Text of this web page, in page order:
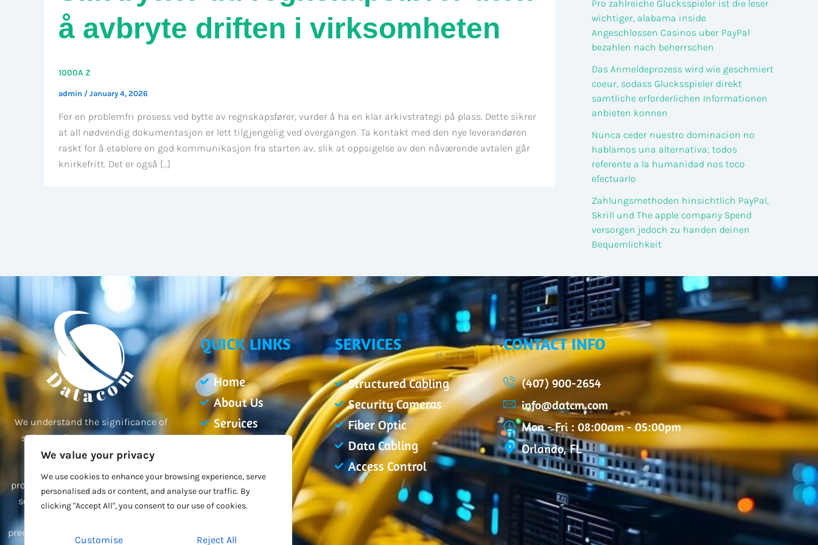
We value your privacy
We use cookies to enhance your browsing experience, serve
personalised ads or content, and analyse our traffic. By
clicking "Accept All", you consent to our use of cookies.
Customise Reject All
å avbryte driften i virksomheten
1000A Z
admin / January 4, 2026
For en problemfri prosess ved bytte av regnskapsfører, vurder å ha en klar arkivstrategi på plass. Dette sikrer
at all nødvendig dokumentasjon er lett tilgjengelig ved overgangen. Ta kontakt med den nye leverandøren
raskt for å etablere en god kommunikasjon fra starten av, slik at oppsigelse av den nåværende avtalen går
knirkefritt. Det er også […]
Pro zahlreiche Glucksspieler ist die leser
wichtiger, alabama inside
Angeschlossen Casinos uber PayPal
bezahlen nach beherrschen
Das Anmeldeprozess wird wie geschmiert
coeur, sodass Glucksspieler direkt
samtliche erforderlichen Informationen
anbieten konnen
Nunca ceder nuestro dominacion no
hablamos una alternativa; todos
referente a la humanidad nos toco
efectuarlo
Zahlungsmethoden hinsichtlich PayPal,
Skrill und The apple company Spend
versorgen jedoch zu handen deinen
Bequemlichkeit
We understand the significance of
safeguarding your property and
employees, and our team of
providing you with the best possible
solutions tailored to your unique
premises and give you peace of mind.
QUICK LINKS
Home
About Us
Services
Contact Us
SERVICES
Structured Cabling
Security Cameras
Fiber Optic
Data Cabling
Access Control
CONTACT INFO
(407) 900-2654
info@datcm.com
Mon - Fri : 08:00am - 05:00pm
Orlando, FL